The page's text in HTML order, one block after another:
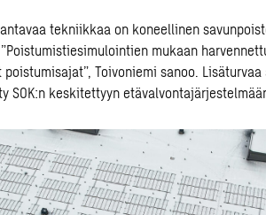
tekniikkaa on koneellinen
mukaan
Toivoniemi sanoo.
SOK:n keskitettyyn